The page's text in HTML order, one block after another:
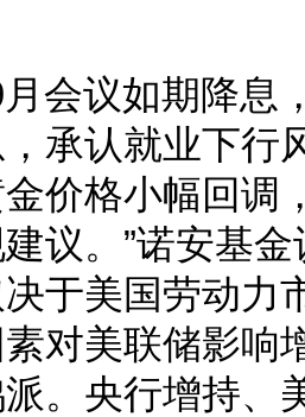
月会议如期降息
承认就业下行
价格小幅回调
议。”诺安基
于美国劳动力
对美联储影响
。央行增持、